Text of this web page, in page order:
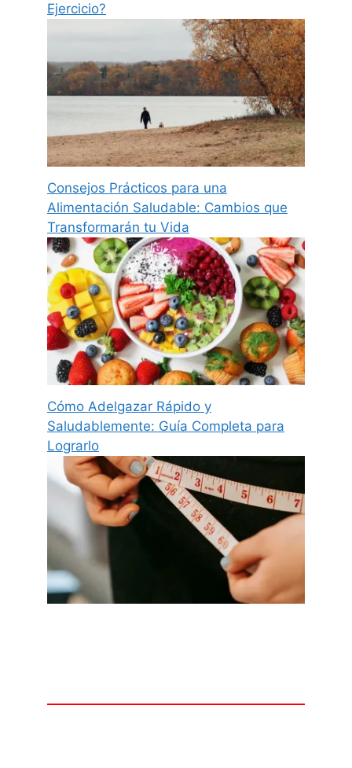
Ejercicio?
Consejos Prácticos para una
Alimentación Saludable: Cambios que
Transformarán tu Vida
Cómo Adelgazar Rápido y
Saludablemente: Guía Completa para
Lograrlo